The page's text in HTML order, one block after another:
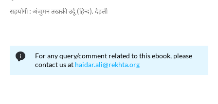
सहयोगी : अंजुमन तरक़्क़ी उर्दू (हिन्द), देहली
For any query/comment related to this ebook, please
contact us at haidar.ali@rekhta.org